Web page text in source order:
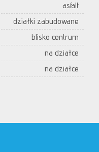
asfalt
działki zabudowane
blisko centrum
na działce
na działce